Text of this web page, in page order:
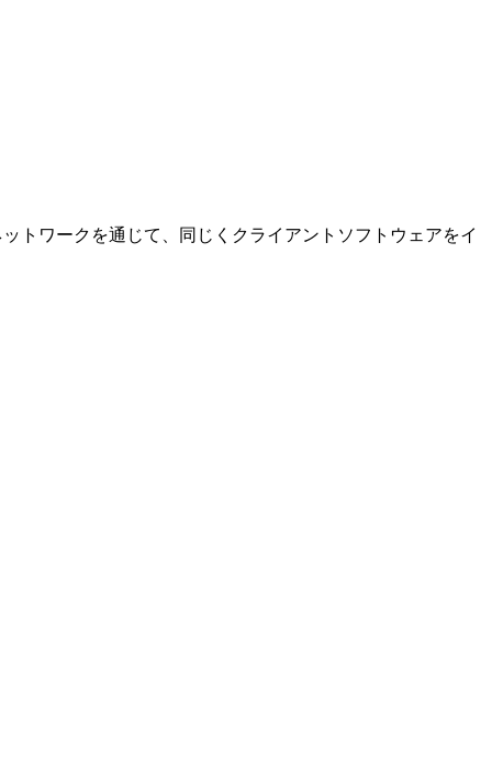
トワークを通じて、同じくクライアントソフトウェアをイ